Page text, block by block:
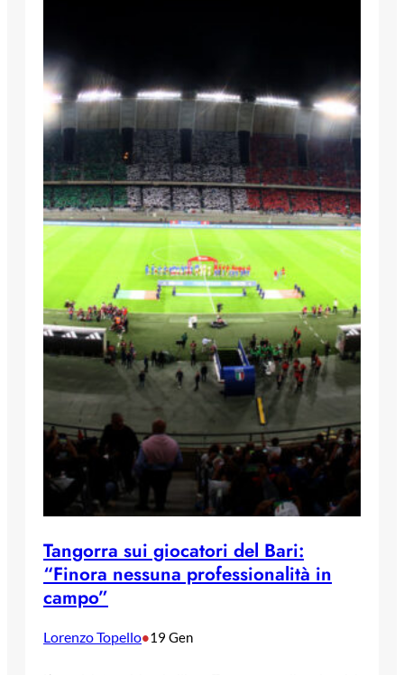
Tangorra sui giocatori del Bari:
“Finora nessuna professionalità in
campo”
Lorenzo Topello•19 Gen